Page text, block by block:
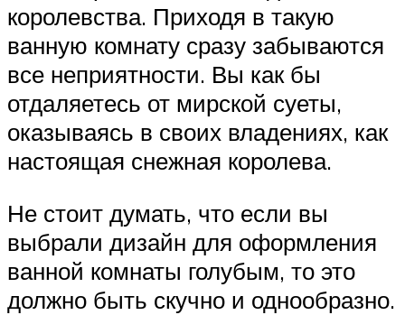
королевства. Приходя в такую
ванную комнату сразу забываются
все неприятности. Вы как бы
отдаляетесь от мирской суеты,
оказываясь в своих владениях, как
настоящая снежная королева.
Не стоит думать, что если вы
выбрали дизайн для оформления
ванной комнаты голубым, то это
должно быть скучно и однообразно.